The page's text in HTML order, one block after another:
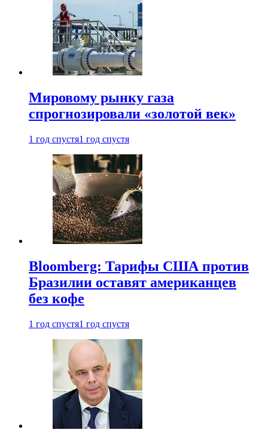
Мировому рынку газа
спрогнозировали «золотой век»
1 год спустя1 год спустя
Bloomberg: Тарифы США против
Бразилии оставят американцев
без кофе
1 год спустя1 год спустя